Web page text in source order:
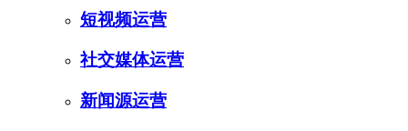
短视频运营
社交媒体运营
新闻源运营